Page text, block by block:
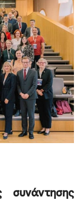
συνάντησης